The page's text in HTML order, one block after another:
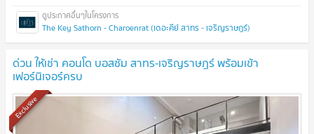
The Key Sathorn - Charoenrat (เดอะคีย์ สาทร - เจริญราษฎร์)
ด่วน ให้เช่า คอนโด บอสซัม สาทร-เจริญราษฎร์ พร้อมเข้า
เฟอร์นิเจอร์ครบ
Exclusive